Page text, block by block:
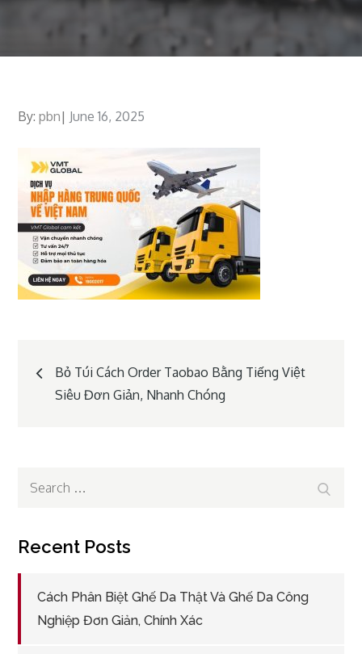
By:pbn
Posted
June 16, 2025
Post
navigation
Bỏ Túi Cách Order Taobao Bằng Tiếng Việt
Siêu Đơn Giản, Nhanh Chóng
Search
Recent Posts
Cách Phân Biệt Ghế Da Thật Và Ghế Da Công
Nghiệp Đơn Giản, Chính Xác